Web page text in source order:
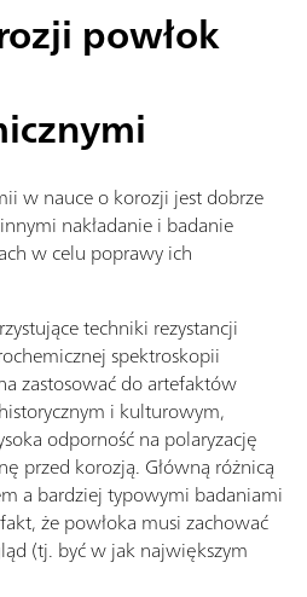
powłok
w nauce o korozji jest dobrze
nakładanie i badanie
w celu poprawy ich
techniki rezystancji
spektroskopii
zastosować do artefaktów
i kulturowym,
odporność na polaryzację
przed korozją. Główną różnicą
a bardziej typowymi badaniami
że powłoka musi zachować
(tj. być w jak największym